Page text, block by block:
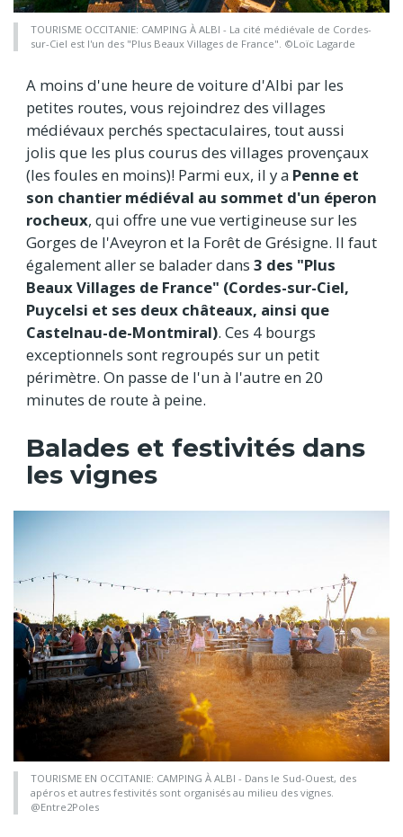
TOURISME OCCITANIE: CAMPING À ALBI - La cité médiévale de Cordes-
sur-Ciel est l'un des "Plus Beaux Villages de France". ©Loïc Lagarde
A moins d'une heure de voiture d'Albi par les
petites routes, vous rejoindrez des villages
médiévaux perchés spectaculaires, tout aussi
jolis que les plus courus des villages provençaux
(les foules en moins)! Parmi eux, il y a Penne et
son chantier médiéval au sommet d'un éperon
rocheux, qui offre une vue vertigineuse sur les
Gorges de l'Aveyron et la Forêt de Grésigne. Il faut
également aller se balader dans 3 des "Plus
Beaux Villages de France" (Cordes-sur-Ciel,
Puycelsi et ses deux châteaux, ainsi que
Castelnau-de-Montmiral). Ces 4 bourgs
exceptionnels sont regroupés sur un petit
périmètre. On passe de l'un à l'autre en 20
minutes de route à peine.
Balades et festivités dans
les vignes
TOURISME EN OCCITANIE: CAMPING À ALBI - Dans le Sud-Ouest, des
apéros et autres festivités sont organisés au milieu des vignes.
@Entre2Poles